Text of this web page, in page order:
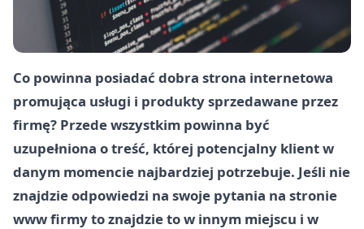
Co powinna posiadać dobra strona internetowa
promująca usługi i produkty sprzedawane przez
firmę? Przede wszystkim powinna być
uzupełniona o treść, której potencjalny klient w
danym momencie najbardziej potrzebuje. Jeśli nie
znajdzie odpowiedzi na swoje pytania na stronie
www firmy to znajdzie to w innym miejscu i w